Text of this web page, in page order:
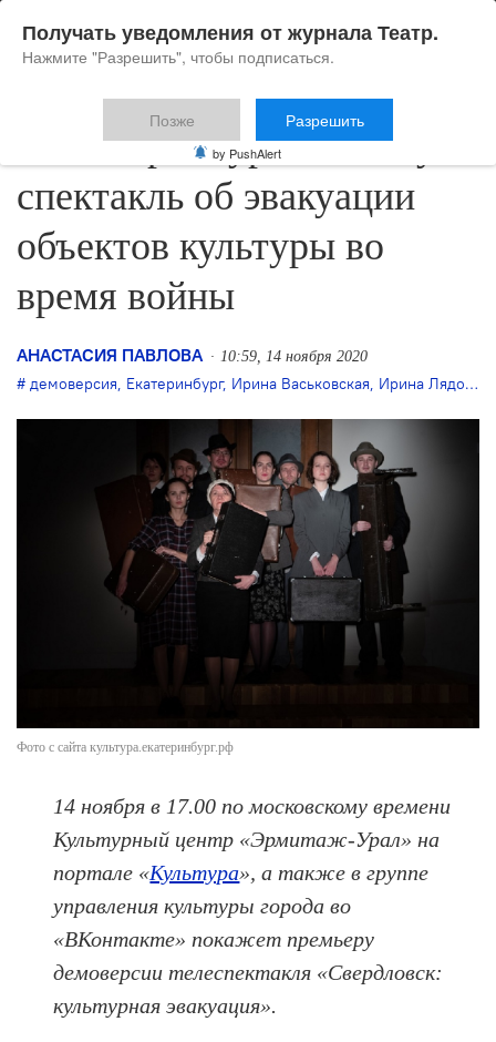
В Екатеринбурге покажут
спектакль об эвакуации
объектов культуры во
время войны
АНАСТАСИЯ ПАВЛОВА 10:59, 14 ноября 2020
демоверсия, Екатеринбург, Ирина Васьковская, Ирина Лядова
Фото с сайта культура.екатеринбург.рф
14 ноября в 17.00 по московскому времени
Культурный центр «Эрмитаж-Урал» на
портале «Культура», а также в группе
управления культуры города во
«ВКонтакте» покажет премьеру
демоверсии телеспектакля «Свердловск:
культурная эвакуация».
Получать уведомления от журнала Театр.
Нажмите "Разрешить", чтобы подписаться.
Позже Разрешить
by PushAlert